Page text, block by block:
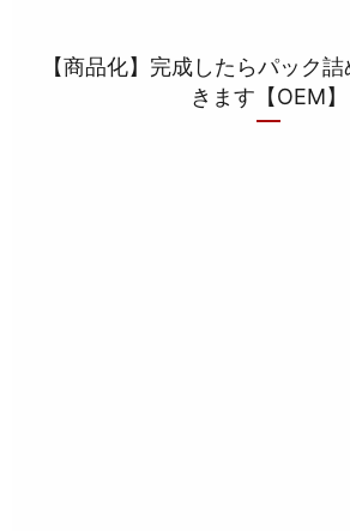
【商品化】完成したらパック
きます【OEM】